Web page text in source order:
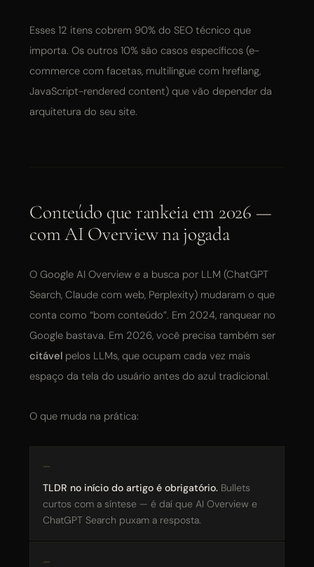
Esses 12 itens cobrem 90% do SEO técnico que
importa. Os outros 10% são casos específicos (e-
commerce com facetas, multilíngue com hreflang,
JavaScript-rendered content) que vão depender da
arquitetura do seu site.
Conteúdo que rankeia em 2026 —
com AI Overview na jogada
O Google AI Overview e a busca por LLM (ChatGPT
Search, Claude com web, Perplexity) mudaram o que
conta como “bom conteúdo”. Em 2024, ranquear no
Google bastava. Em 2026, você precisa também ser
citável pelos LLMs, que ocupam cada vez mais
espaço da tela do usuário antes do azul tradicional.
O que muda na prática:
TLDR no início do artigo é obrigatório.Bullets
curtos com a síntese — é daí que AI Overview e
ChatGPT Search puxam a resposta.